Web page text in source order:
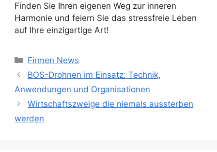
Finden Sie Ihren eigenen Weg zur inneren
Harmonie und feiern Sie das stressfreie Leben
auf Ihre einzigartige Art!
Kategorien
Firmen News
BOS-Drohnen im Einsatz: Technik,
Anwendungen und Organisationen
Wirtschaftszweige die niemals aussterben
werden